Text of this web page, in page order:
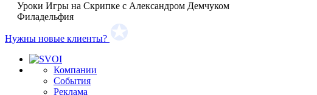
Уроки Игры на Скрипке с Александром Демчуком
Филадельфия
Нужны новые клиенты?
Компании
События
Реклама